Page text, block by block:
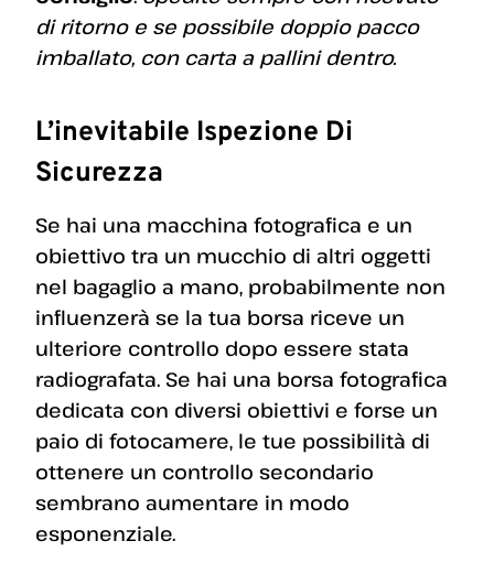
di ritorno e se possibile doppio pacco
imballato, con carta a pallini dentro.
L’inevitabile Ispezione Di
Sicurezza
Se hai una macchina fotografica e un
obiettivo tra un mucchio di altri oggetti
nel bagaglio a mano, probabilmente non
influenzerà se la tua borsa riceve un
ulteriore controllo dopo essere stata
radiografata. Se hai una borsa fotografica
dedicata con diversi obiettivi e forse un
paio di fotocamere, le tue possibilità di
ottenere un controllo secondario
sembrano aumentare in modo
esponenziale.